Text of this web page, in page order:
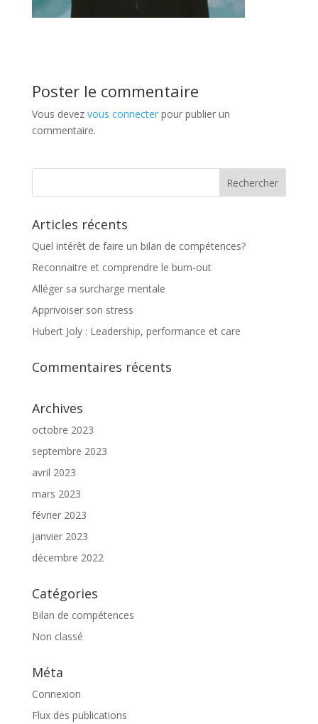
Poster le commentaire
Vous devez vous connecterpour publier un
commentaire.
Articles récents
Quel intérêt de faire un bilan de compétences?
Reconnaitre et comprendre le burn-out
Alléger sa surcharge mentale
Apprivoiser son stress
Hubert Joly : Leadership, performance et care
Commentaires récents
Archives
octobre 2023
septembre 2023
avril 2023
mars 2023
février 2023
janvier 2023
décembre 2022
Catégories
Bilan de compétences
Non classé
Méta
Connexion
Flux des publications